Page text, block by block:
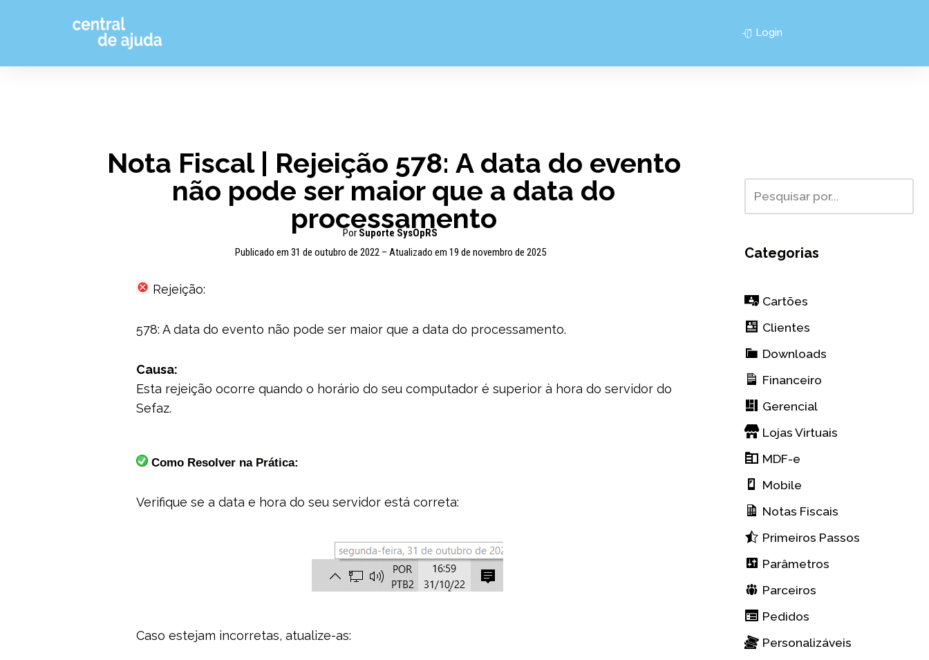
Login
Nota Fiscal | Rejeição 578: A data do evento
não pode ser maior que a data do
processamento
Por Suporte SysOpRS
Publicado em 31 de outubro de 2022 – Atualizado em 19 de novembro de 2025
Rejeição:
578: A data do evento não pode ser maior que a data do processamento.
Causa:
Esta rejeição ocorre quando o horário do seu computador é superior à hora do servidor do
Sefaz.
Como Resolver na Prática:
Verifique se a data e hora do seu servidor está correta:
Caso estejam incorretas, atualize-as:
Categorias
Cartões
Clientes
Downloads
Financeiro
Gerencial
Lojas Virtuais
MDF-e
Mobile
Notas Fiscais
Primeiros Passos
Parâmetros
Parceiros
Pedidos
Personalizáveis